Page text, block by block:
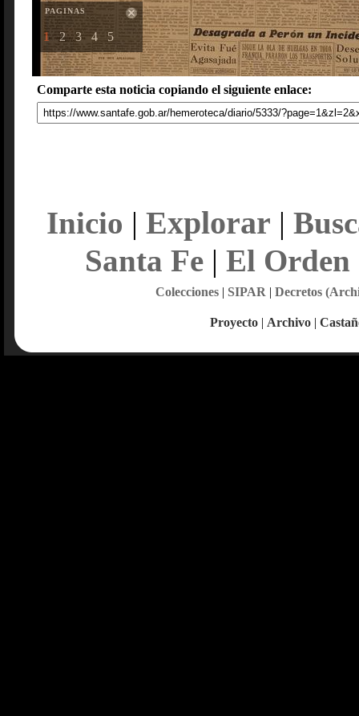
PAGINAS
1 2 3 4 5
Comparte esta noticia copiando el siguiente enlace:
Inicio | Explorar |
Santa Fe| El Orden
Colecciones| SIPAR | Decretos
Proyecto | Archivo |